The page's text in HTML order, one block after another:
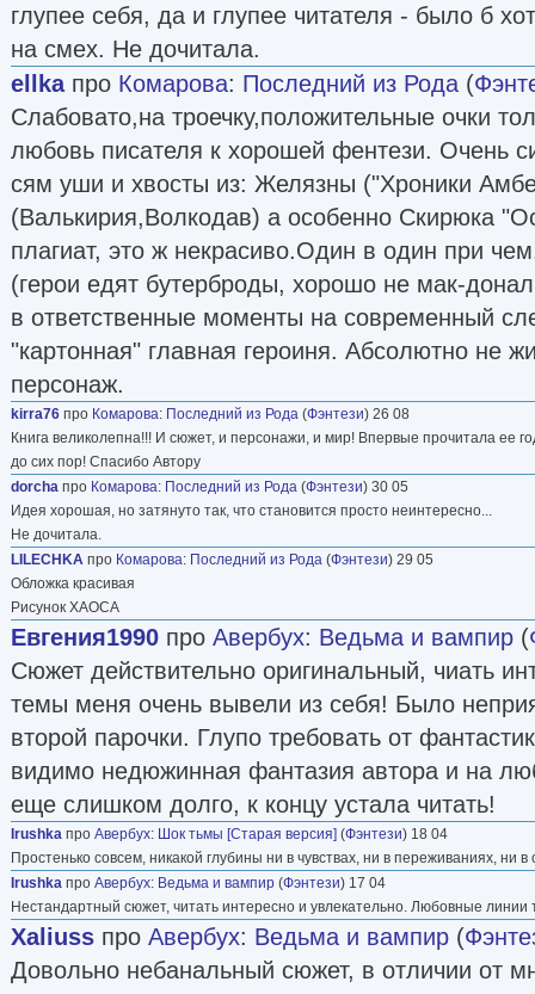
глупее себя, да и глупее читателя - было б
на смех. Не дочитала.
ellkaпро Комарова: Последний из Рода (
Слабовато,на троечку,положительные очки
любовь писателя к хорошей фентези. Очень
сям уши и хвосты из: Желязны ("Хроники
(Валькирия,Волкодав) а особенно Скирюка
плагиат, это ж некрасиво.Один в один при
(герои едят бутерброды, хорошо не мак-
в ответственные моменты на современный
"картонная" главная героиня. Абсолютно не
персонаж.
kirra76 про Комарова: Последний из Рода (Фэнтези) 26 08
Книга великолепна!!! И сюжет, и персонажи, и мир! Впервые прочитала ее
до сих пор! Спасибо Автору
dorcha про Комарова: Последний из Рода (Фэнтези) 30 05
Идея хорошая, но затянуто так, что становится просто неинтересно...
Не дочитала.
LILECHKA про Комарова: Последний из Рода (Фэнтези) 29 05
Обложка красивая
Рисунок ХАОСА
Евгения1990 про Авербух: Ведьма и вампир (
Сюжет действительно оригинальный, чиать
темы меня очень вывели из себя! Было
второй парочки. Глупо требовать от
видимо недюжинная фантазия автора и на
еще слишком долго, к концу устала читать!
Irushka про Авербух: Шок тьмы [Старая версия] (Фэнтези) 18 04
Простенько совсем, никакой глубины ни в чувствах, ни в переживаниях, ни в
Irushka про Авербух: Ведьма и вампир (Фэнтези) 17 04
Нестандартный сюжет, читать интересно и увлекательно. Любовные линии
Xaliuss про Авербух: Ведьма и вампир (
Довольно небанальный сюжет, в отличии от